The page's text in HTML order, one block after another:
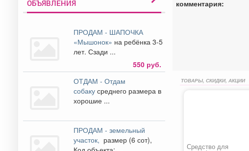
ОБЪЯВЛЕНИЯ
ПРОДАМ - ШАПОЧКА
«Мышонок» на ребёнка 3-5
лет. Сзади ...
550 руб.
ОТДАМ - Отдам
собакусреднего размера в
хорошие ...
ПРОДАМ - земельный
участок, размер (6 сот),
комментария:
ТОВАРЫ, СКИДКИ, АКЦИИ
Средство для